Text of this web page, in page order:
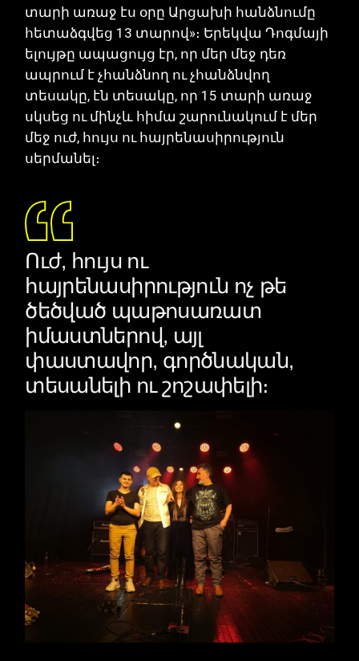
տարի առաջ էս օրը Արցախի հանձնումը
հետաձգվեց 13 տարով»։ Երեկվա Դոգմայի
ելույթը ապացույց էր, որ մեր մեջ դեռ
ապրում է չհանձնող ու չհանձնվող
տեսակը, էն տեսակը, որ 15 տարի առաջ
սկսեց ու մինչև հիմա շարունակում է մեր
մեջ ուժ, հույս ու հայրենասիրություն
սերմանել։
Ուժ, հույս ու
հայրենասիրություն ոչ թե
ծեծված պաթոսառատ
իմաստներով, այլ
փաստավոր, գործնական,
տեսանելի ու շոշափելի։